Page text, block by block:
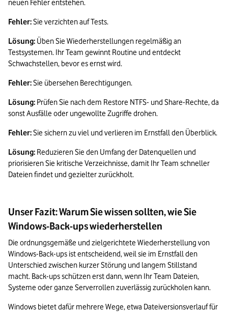
neuen Fehler entstehen.
Fehler: Sie verzichten auf Tests.
Lösung: Üben Sie Wiederherstellungen regelmäßig an
Testsystemen. Ihr Team gewinnt Routine und entdeckt
Schwachstellen, bevor es ernst wird.
Fehler: Sie übersehen Berechtigungen.
Lösung: Prüfen Sie nach dem Restore NTFS- und Share-Rechte, da
sonst Ausfälle oder ungewollte Zugriffe drohen.
Fehler: Sie sichern zu viel und verlieren im Ernstfall den Überblick.
Lösung: Reduzieren Sie den Umfang der Datenquellen und
priorisieren Sie kritische Verzeichnisse, damit Ihr Team schneller
Dateien findet und gezielter zurückholt.
Unser Fazit: Warum Sie wissen sollten, wie Sie
Windows-Back-ups wiederherstellen
Die ordnungsgemäße und zielgerichtete Wiederherstellung von
Windows-Back-ups ist entscheidend, weil sie im Ernstfall den
Unterschied zwischen kurzer Störung und langem Stillstand
macht. Back-ups schützen erst dann, wenn Ihr Team Dateien,
Systeme oder ganze Serverrollen zuverlässig zurückholen kann.
Windows bietet dafür mehrere Wege, etwa Dateiversionsverlauf für